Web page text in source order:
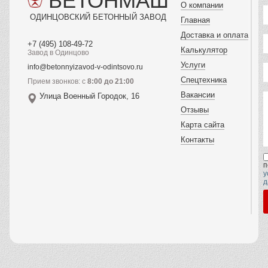
ОДИНЦОВСКИЙ БЕТОННЫЙ ЗАВОД
+7 (495) 108-49-72
Завод в Одинцово
info@betonnyizavod-v-odintsovo.ru
Прием звонков: с 8:00 до 21:00
Улица Военный Городок, 16
О компании
Главная
Доставка и оплата
Калькулятор
Услуги
Спецтехника
Вакансии
Отзывы
Карта сайта
Контакты